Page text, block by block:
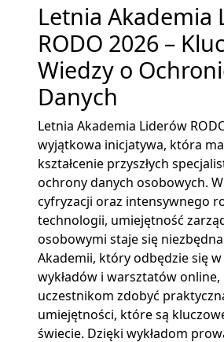
Letnia Akademia
RODO 2026 –
Wiedzy o
Danych
Letnia Akademia Liderów
wyjątkowa inicjatywa, która
kształcenie przyszłych
ochrony danych osobowych.
cyfryzacji oraz intensywnego
technologii, umiejętność
osobowymi staje się
Akademii, który odbędzie się
wykładów i warsztatów
uczestnikom zdobyć
umiejętności, które są
świecie. Dzięki wykładom